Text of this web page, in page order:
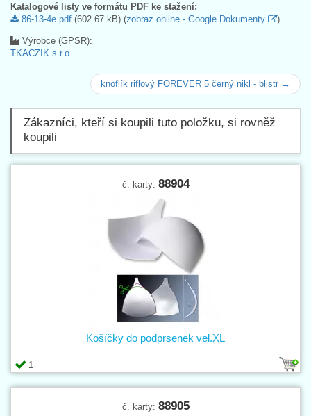
Katalogové listy ve formátu PDF ke stažení:
86-13-4e.pdf (602.67 kB) (zobraz online - Google Dokumenty )
Výrobce (GPSR):
TKACZIK s.r.o.
knoflík riflový FOREVER 5 černý nikl - blistr →
Zákazníci, kteří si koupili tuto položku, si rovněž
koupili
č. karty: 88904
1
Košíčky do podprsenek vel.XL
č. karty: 88905